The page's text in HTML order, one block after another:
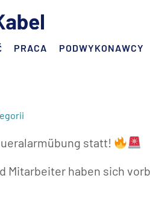
PRACA PODWYKONAWCY
statt!
Mitarbeiter haben sich